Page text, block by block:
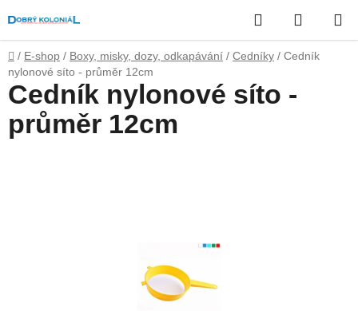
na
obsah
Hledat
KOŠÍK
Domů
/ E-shop / Boxy, misky, dozy, odkapávání / Cedníky / Cedník
nylonové síto - průměr 12cm
Cedník nylonové síto -
průměr 12cm